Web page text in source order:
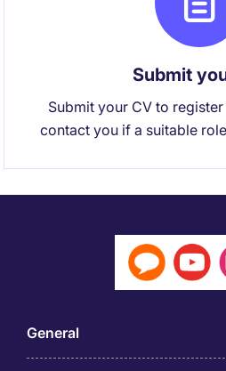
Submit
Submit your CV to
contact you if a suitable
General